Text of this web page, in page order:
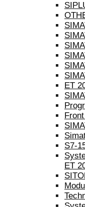
ET
S7-
ET